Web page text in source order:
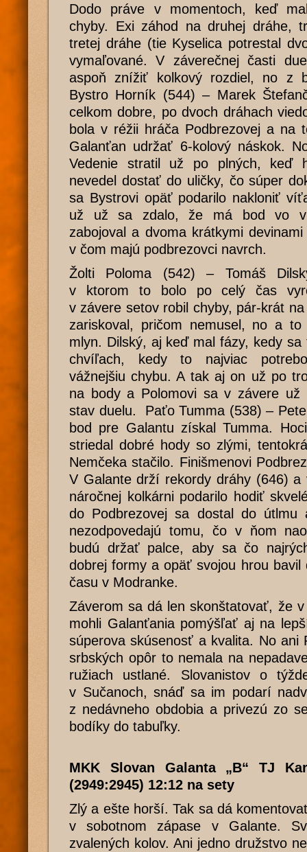
Dodo práve v momentoch, keď
chyby. Exi záhod na druhej dráhe,
tretej dráhe (tie Kyselica potrestal
vymaľované. V záverečnej časti
aspoň znížiť kolkový rozdiel, no z
Bystro Horník (544) – Marek
celkom dobre, po dvoch dráhach
bola v réžii hráča Podbrezovej a na
Galanťan udržať 6-kolový náskok.
Vedenie stratil už po plných, keď
nevedel dostať do uličky, čo súper
sa Bystrovi opäť podarilo nakloniť
už už sa zdalo, že má bod vo
zabojoval a dvoma krátkymi
v čom majú podbrezovci navrch.
Žolti Poloma (542) – Tomáš
v ktorom to bolo po celý čas
v závere setov robil chyby, pár-krát
zariskoval, pričom nemusel, no a
mlyn. Dilský, aj keď mal fázy, kedy
chvíľach, kedy to najviac
vážnejšiu chybu. A tak aj on už po
na body a Polomovi sa v závere už
stav duelu. Paťo Tumma (538) –
bod pre Galantu získal Tumma.
striedal dobré hody so zlými,
Nemčeka stačilo. Finišmenovi
V Galante drží rekordy dráhy (646)
náročnej kolkárni podarilo hodiť
do Podbrezovej sa dostal do útlmu
nezodpovedajú tomu, čo v ňom
budú držať palce, aby sa čo
dobrej formy a opäť svojou hrou bavil
času v Modranke.
Záverom sa dá len skonštatovať, že
mohli Galanťania pomýšľať aj na
súperova skúsenosť a kvalita. No ani
srbských opôr to nemala na
ružiach ustlané. Slovanistov o
v Sučanoch, snáď sa im podarí
z nedávneho obdobia a privezú zo
bodíky do tabuľky.
MKK Slovan Galanta „B“ TJ
(2949:2945) 12:12 na sety
Zlý a ešte horší. Tak sa dá
v sobotnom zápase v Galante.
zvalených kolov. Ani jedno družstvo